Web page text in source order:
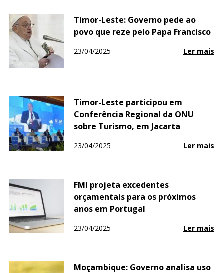
Timor-Leste: Governo pede ao
povo que reze pelo Papa Francisco
23/04/2025 Ler mais
Timor-Leste participou em
Conferência Regional da ONU
sobre Turismo, em Jacarta
23/04/2025 Ler mais
FMI projeta excedentes
orçamentais para os próximos
anos em Portugal
23/04/2025 Ler mais
Moçambique: Governo analisa uso